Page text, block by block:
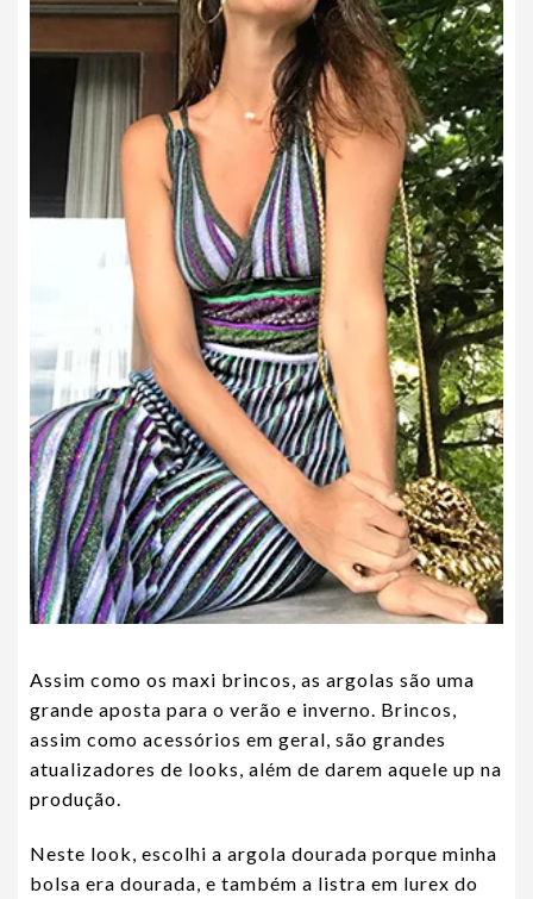
Assim como os maxi brincos, as argolas são uma
grande aposta para o verão e inverno. Brincos,
assim como acessórios em geral, são grandes
atualizadores de looks, além de darem aquele up na
produção.
Neste look, escolhi a argola dourada porque minha
bolsa era dourada, e também a listra em lurex do